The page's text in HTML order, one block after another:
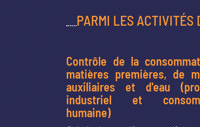
PARMI LES ACTIVITÉS
Contrôle de la
matières premières, de
auxiliaires et d'eau
industriel et
humaine)